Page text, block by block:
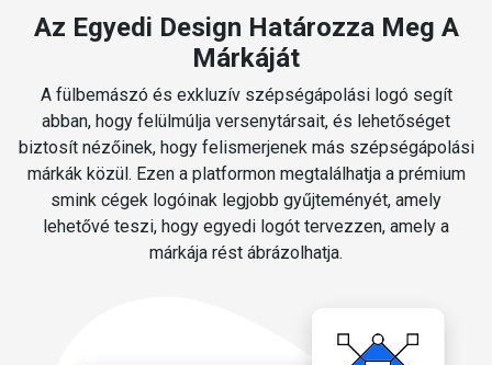
Az Egyedi Design Határozza Meg A
Márkáját
A fülbemászó és exkluzív szépségápolási logó segít
abban, hogy felülmúlja versenytársait, és lehetőséget
biztosít nézőinek, hogy felismerjenek más szépségápolási
márkák közül. Ezen a platformon megtalálhatja a prémium
smink cégek logóinak legjobb gyűjteményét, amely
lehetővé teszi, hogy egyedi logót tervezzen, amely a
márkája rést ábrázolhatja.